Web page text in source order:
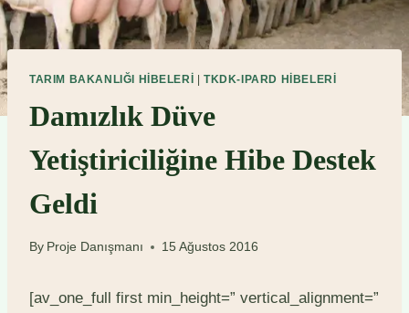
TARIM BAKANLIĞI HIBELERI |TKDK-IPARD HIBELERI
Damızlık Düve
Yetiştiriciliğine Hibe Destek
Geldi
By Proje Danışmanı 15 Ağustos 2016
[av_one_full first min_height=” vertical_alignment=”